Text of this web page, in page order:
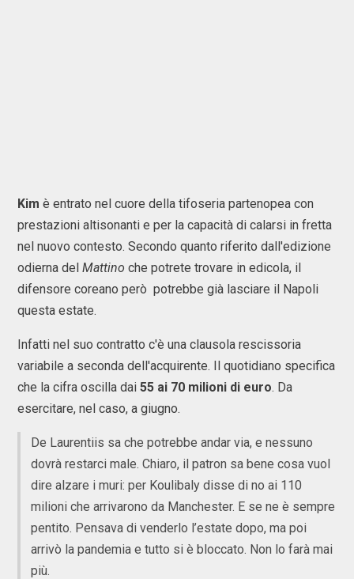
Kim è entrato nel cuore della tifoseria partenopea con
prestazioni altisonanti e per la capacità di calarsi in fretta
nel nuovo contesto. Secondo quanto riferito dall'edizione
odierna del Mattino che potrete trovare in edicola, il
difensore coreano però potrebbe già lasciare il Napoli
questa estate.
Infatti nel suo contratto c'è una clausola rescissoria
variabile a seconda dell'acquirente. Il quotidiano specifica
che la cifra oscilla dai 55 ai 70 milioni di euro. Da
esercitare, nel caso, a giugno.
De Laurentiis sa che potrebbe andar via, e nessuno
dovrà restarci male. Chiaro, il patron sa bene cosa vuol
dire alzare i muri: per Koulibaly disse di no ai 110
milioni che arrivarono da Manchester. E se ne è sempre
pentito. Pensava di venderlo l’estate dopo, ma poi
arrivò la pandemia e tutto si è bloccato. Non lo farà mai
più.